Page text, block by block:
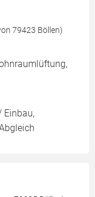
79423 Böllen)
Einbau,